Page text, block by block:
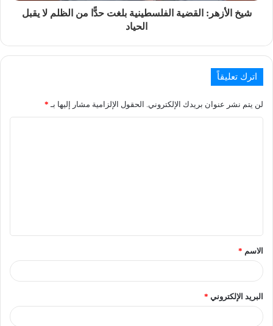
شيخ الأزهر: القضية الفلسطينية بلغت حدًّا من الظلم لا يقبل
الحياد
اترك تعليقاً
لن يتم نشر عنوان بريدك الإلكتروني. الحقول الإلزامية مشار إليها بـ *
الاسم *
البريد الإلكتروني *